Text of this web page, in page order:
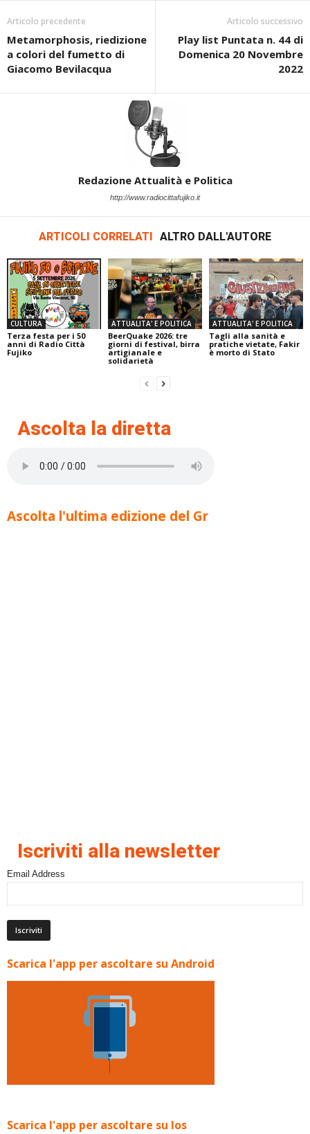
Articolo precedente
Metamorphosis, riedizione
a colori del fumetto di
Giacomo Bevilacqua
Articolo successivo
Play list Puntata n. 44 di
Domenica 20 Novembre
2022
Redazione Attualità e Politica
http://www.radiocittafujiko.it
ARTICOLI CORRELATI ALTRO DALL'AUTORE
CULTURA
Terza festa per i 50
anni di Radio Città
Fujiko
ATTUALITA' E POLITICA
BeerQuake 2026: tre
giorni di festival, birra
artigianale e
solidarietà
ATTUALITA' E POLITICA
Tagli alla sanità e
pratiche vietate, Fakir
è morto di Stato
Ascolta la diretta
Ascolta l'ultima edizione del Gr
Iscriviti alla newsletter
Email Address
Scarica l'app per ascoltare su Android
Scarica l'app per ascoltare su Ios